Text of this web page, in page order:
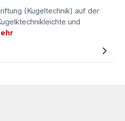
(Kugeltechnik) auf der
und